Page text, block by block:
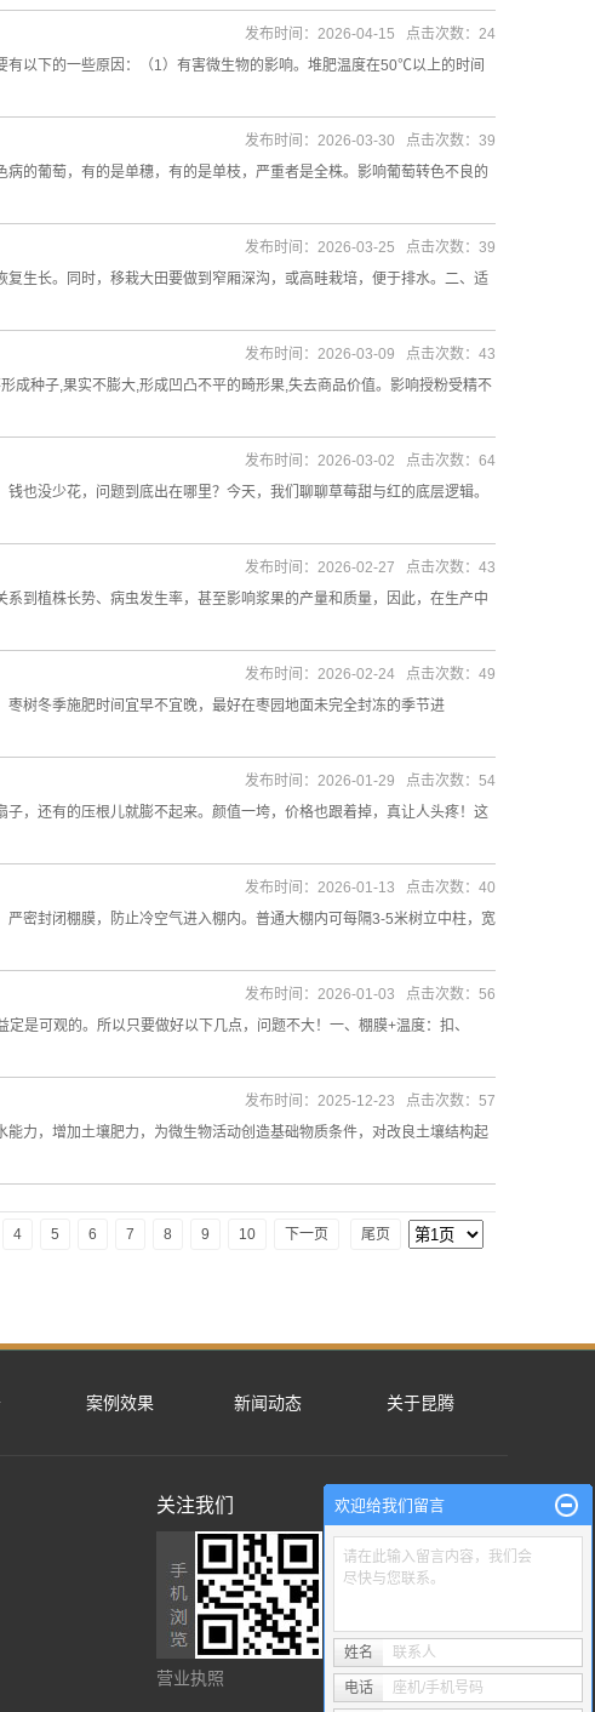
以下的一些原因：（1）有害微生物的影响。堆肥温度在50℃以上的时间
发布时间：2026-04-15 点击次数：24
的葡萄，有的是单穗，有的是单枝，严重者是全株。影响葡萄转色不良的
发布时间：2026-03-30 点击次数：39
生长。同时，移栽大田要做到窄厢深沟，或高畦栽培，便于排水。二、适
发布时间：2026-03-25 点击次数：39
成种子,果实不膨大,形成凹凸不平的畸形果,失去商品价值。影响授粉受精不
发布时间：2026-03-09 点击次数：43
也没少花，问题到底出在哪里？今天，我们聊聊草莓甜与红的底层逻辑。
发布时间：2026-03-02 点击次数：64
到植株长势、病虫发生率，甚至影响浆果的产量和质量，因此，在生产中
发布时间：2026-02-27 点击次数：43
树冬季施肥时间宜早不宜晚，最好在枣园地面未完全封冻的季节进
发布时间：2026-02-24 点击次数：49
，还有的压根儿就膨不起来。颜值一垮，价格也跟着掉，真让人头疼！这
发布时间：2026-01-29 点击次数：54
密封闭棚膜，防止冷空气进入棚内。普通大棚内可每隔3-5米树立中柱，宽
发布时间：2026-01-13 点击次数：40
是可观的。所以只要做好以下几点，问题不大！一、棚膜+温度：扣、
发布时间：2026-01-03 点击次数：56
力，增加土壤肥力，为微生物活动创造基础物质条件，对改良土壤结构起
发布时间：2025-12-23 点击次数：57
4 5 6 7 8 9 10 下一页 尾页
案例效果 新闻动态 关于昆腾
关注我们
营业执照
欢迎给我们留言
请在此输入留言内容，我们会
尽快与您联系。
姓名 联系人
电话 座机/手机号码